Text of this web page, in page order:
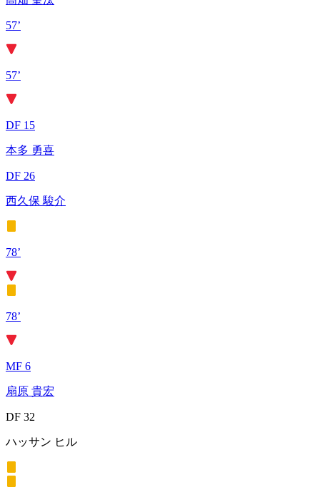
57’
57’
DF 15
本多 勇喜
DF 26
西久保 駿介
78’
78’
MF 6
扇原 貴宏
DF 32
ハッサン ヒル